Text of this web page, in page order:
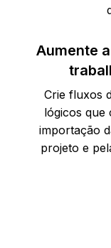
Aumente
Crie fluxos
lógicos que
importação
projeto e